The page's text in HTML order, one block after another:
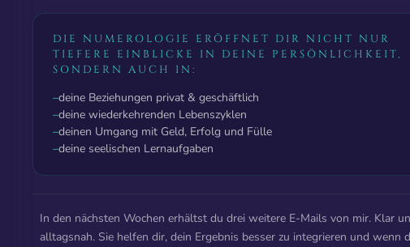
DIE NUMEROLOGIE ERÖFFNET DIR NICHT NUR
TIEFERE EINBLICKE IN DEINE PERSÖNLICHKEIT,
SONDERN AUCH IN:
–deine Beziehungen privat & geschäftlich
–deine wiederkehrenden Lebenszyklen
–deinen Umgang mit Geld, Erfolg und Fülle
–deine seelischen Lernaufgaben
In den nächsten Wochen erhältst du drei weitere E-Mails von mir. Klar
alltagsnah. Sie helfen dir, dein Ergebnis besser zu integrieren und wenn